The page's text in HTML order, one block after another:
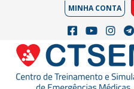
MINHA CONTA